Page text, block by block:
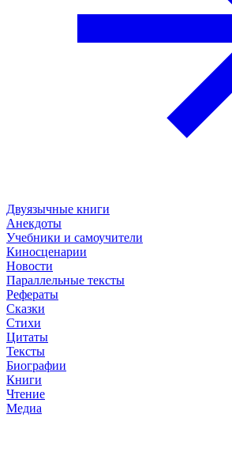
Двуязычные книги
Анекдоты
Учебники и самоучители
Киносценарии
Новости
Параллельные тексты
Рефераты
Сказки
Стихи
Цитаты
Тексты
Биографии
Книги
Чтение
Медиа